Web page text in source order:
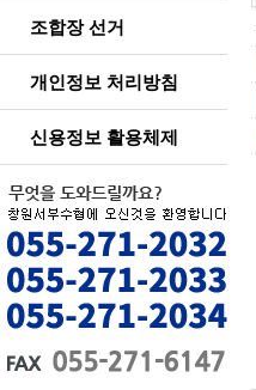
조합장 선거
개인정보 처리방침
신용정보 활용체제